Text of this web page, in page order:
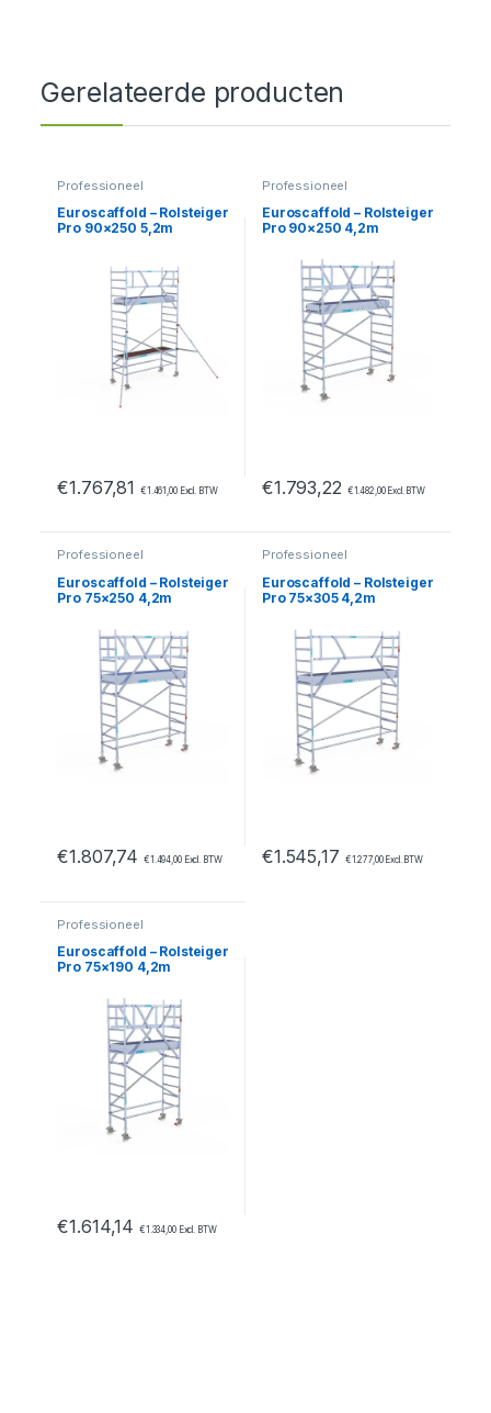
Gerelateerde producten
Professioneel
Euroscaffold – Rolsteiger
Pro 90×250 5,2m
€1.767,81 €1.461,00Excl. BTW
Professioneel
Euroscaffold – Rolsteiger
Pro 90×250 4,2m
€1.793,22 €1.482,00Excl. BTW
Professioneel
Euroscaffold – Rolsteiger
Pro 75×250 4,2m
vloer vrijstaand
€1.807,74 €1.494,00Excl. BTW
Professioneel
Euroscaffold – Rolsteiger
Pro 75×305 4,2m
gevel
€1.545,17 €1.277,00Excl. BTW
Professioneel
Euroscaffold – Rolsteiger
Pro 75×190 4,2m
€1.614,14 €1.334,00Excl. BTW